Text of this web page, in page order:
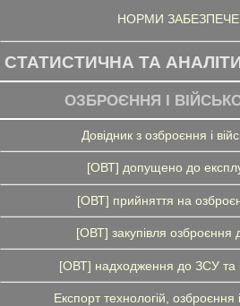
НОРМИ
СТАТИСТИЧНА ТА
ОЗБРОЄННЯ І
Довідник з озброєння і
[ОВТ] допущено до
[ОВТ] прийняття на
[ОВТ] закупівля озброєння
[ОВТ] надходження до ЗСУ та
Експорт технологій, озброєння і